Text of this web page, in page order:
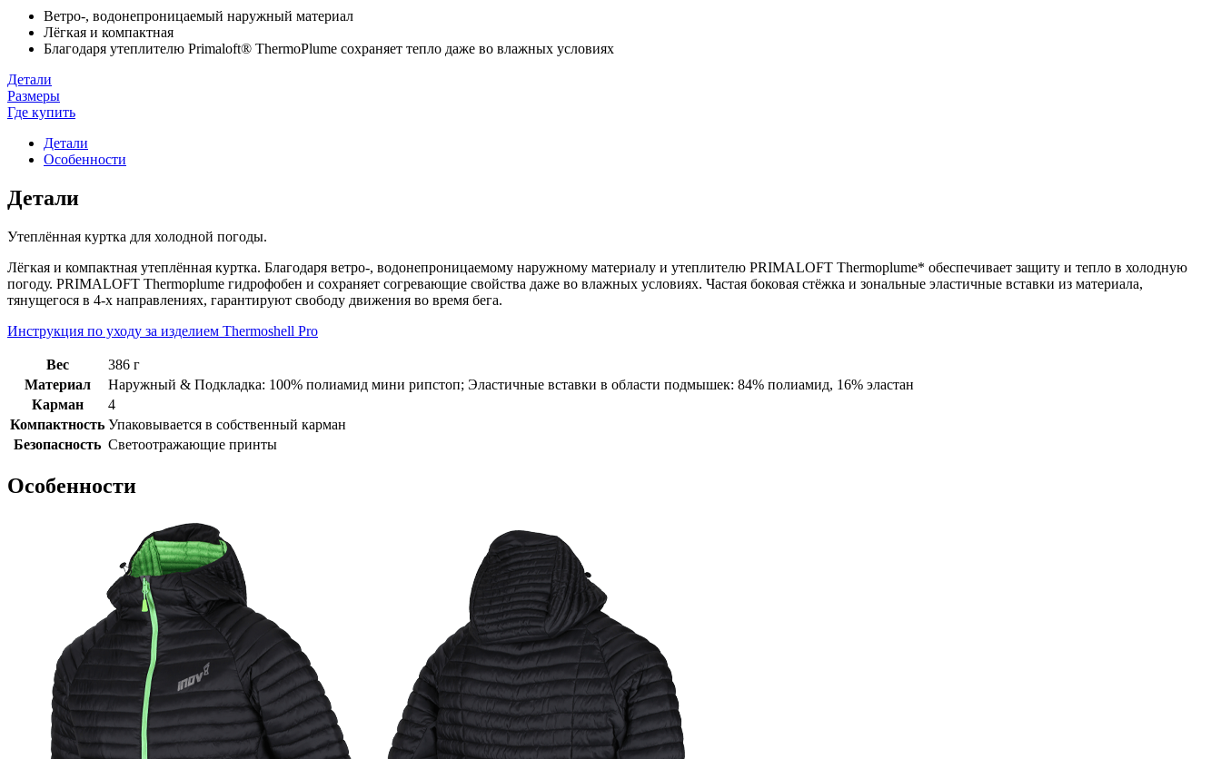
Ветро-, водонепроницаемый наружный материал
Лёгкая и компактная
Благодаря утеплителю Primaloft® ThermoPlume сохраняет тепло даже во влажных условиях
Детали
Размеры
Где купить
Детали
Особенности
Детали
Утеплённая куртка для холодной погоды.
Лёгкая и компактная утеплённая куртка. Благодаря ветро-, водонепроницаемому наружному материалу и утеплителю PRIMALOFT Thermoplume* обеспечивает защиту и тепло в холодную
погоду. PRIMALOFT Thermoplume гидрофобен и сохраняет согревающие свойства даже во влажных условиях. Частая боковая стёжка и зональные эластичные вставки из материала,
тянущегося в 4-х направлениях, гарантируют свободу движения во время бега.
Инструкция по уходу за изделием Thermoshell Pro
Вес
386 г
Материал
Наружный & Подкладка: 100% полиамид мини рипстоп; Эластичные вставки в области подмышек: 84% полиамид, 16% эластан
Карман
4
Компактность Упаковывается в собственный карман
Безопасность Светоотражающие принты
Особенности